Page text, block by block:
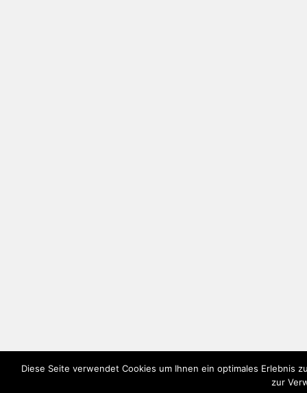
Diese Seite verwendet Cookies um Ihnen ein optimales Erlebnis
zur